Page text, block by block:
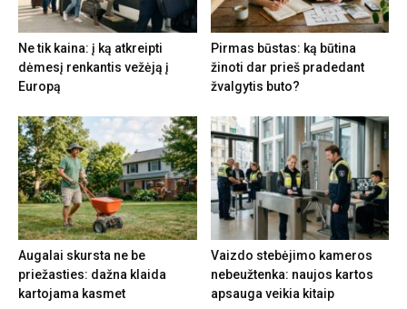
Ne tik kaina: į ką atkreipti
dėmesį renkantis vežėją į
Europą
Pirmas būstas: ką būtina
žinoti dar prieš pradedant
žvalgytis buto?
Augalai skursta ne be
priežasties: dažna klaida
kartojama kasmet
Vaizdo stebėjimo kameros
nebeužtenka: naujos kartos
apsauga veikia kitaip